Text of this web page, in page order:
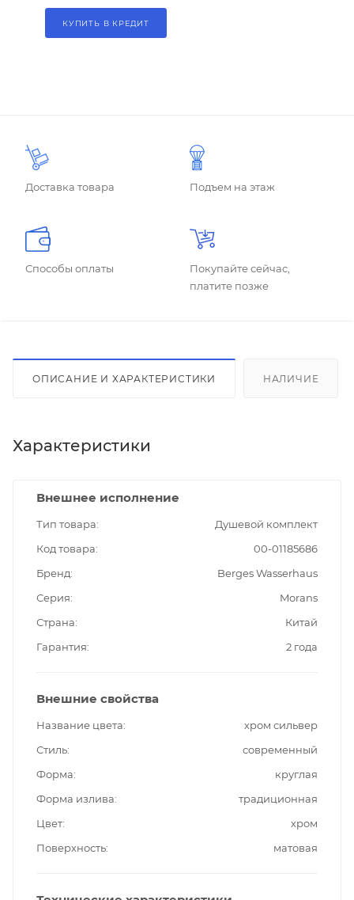
КУПИТЬ В КРЕДИТ
Доставка товара Подъем на этаж
Способы оплаты
Покупайте сейчас,
платите позже
ОПИСАНИЕ И ХАРАКТЕРИСТИКИ НАЛИЧИЕ
Характеристики
Внешнее исполнение
Тип товара
Душевой комплект
Код товара
00-01185686
Бренд
Berges Wasserhaus
Серия
Morans
Страна
Китай
Гарантия
2 года
Внешние свойства
Название цвета
хром сильвер
Стиль
современный
Форма
круглая
Форма излива
традиционная
Цвет
хром
Поверхность
матовая